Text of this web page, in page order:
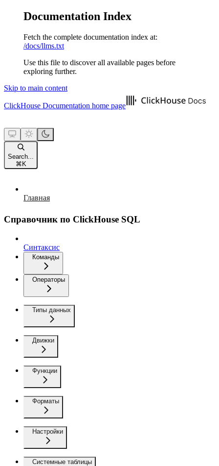
Documentation Index
Fetch the complete documentation index at:
/docs/llms.txt
Use this file to discover all available pages before
exploring further.
Skip to main content
ClickHouse Documentation home page
Search...
⌘ K
Главная
Справочник по ClickHouse SQL
Синтаксис
Команды
Операторы
Типы данных
Движки
Функции
Форматы
Настройки
Системные таблицы